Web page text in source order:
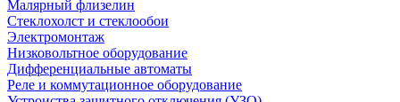
Малярный флизелин
Стеклохолст и стеклообои
Электромонтаж
Низковольтное оборудование
Дифференциальные автоматы
Реле и коммутационное оборудование